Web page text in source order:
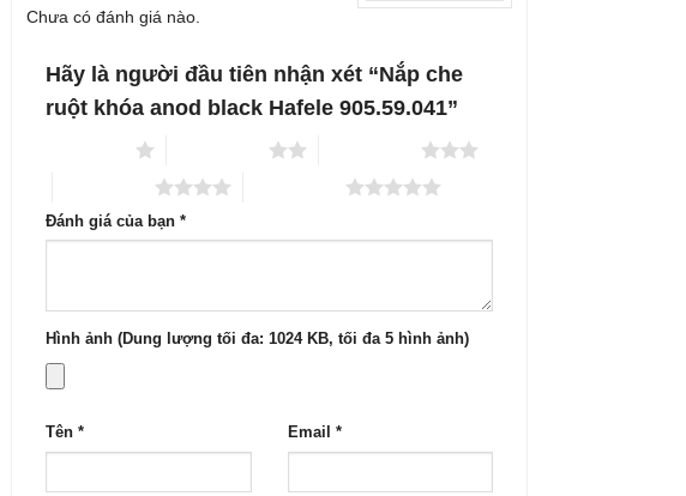
hạng
2 5
xếp
5
Chưa có đánh giá nào.
Hãy là người đầu tiên nhận xét “Nắp che
ruột khóa anod black Hafele 905.59.041”
Đánh giá của bạn*
Hình ảnh (Dung lượng tối đa: 1024 KB, tối đa 5 hình ảnh)
Tên* Email *